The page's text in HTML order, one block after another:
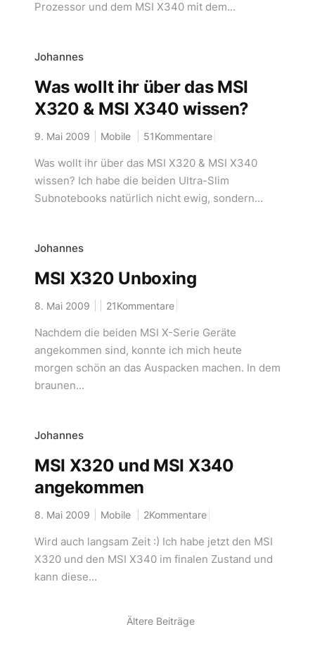
Prozessor und dem MSI X340 mit dem...
Johannes
Was wollt ihr über das MSI
X320 & MSI X340 wissen?
9. Mai 2009 Mobile 51Kommentare
Was wollt ihr über das MSI X320 & MSI X340
wissen? Ich habe die beiden Ultra-Slim
Subnotebooks natürlich nicht ewig, sondern...
Johannes
MSI X320 Unboxing
8. Mai 2009 21Kommentare
Nachdem die beiden MSI X-Serie Geräte
angekommen sind, konnte ich mich heute
morgen schön an das Auspacken machen. In dem
braunen...
Johannes
MSI X320 und MSI X340
angekommen
8. Mai 2009 Mobile 2Kommentare
Wird auch langsam Zeit :) Ich habe jetzt den MSI
X320 und den MSI X340 im finalen Zustand und
kann diese...
Ältere Beiträge